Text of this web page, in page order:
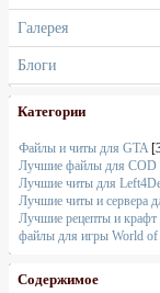
Галерея
Блоги
Категории
Файлы и читы для GTA
Лучшие файлы для COD
Лучшие читы для
Лучшие читы и сервера
Лучшие рецепты и
файлы для игры World of
Содержимое